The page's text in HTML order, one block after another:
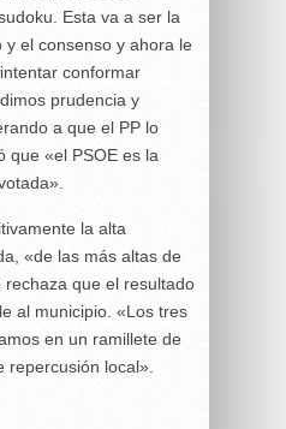
Esta va a ser la
y el consenso y ahora le
conformar
prudencia y
a que el PP lo
que «el PSOE es la
la alta
«de las más altas de
que el resultado
al municipio. «Los tres
en un ramillete de
repercusión local».